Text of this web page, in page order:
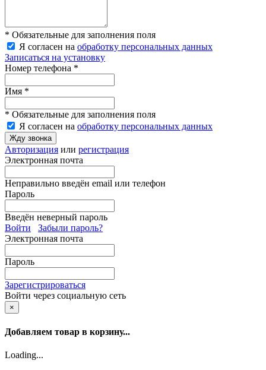
* Обязательные для заполнения поля
Я согласен на обработку персональных данных
Записаться на установку
Номер телефона *
Имя *
* Обязательные для заполнения поля
Я согласен на обработку персональных данных
Жду звонка
Авторизация или регистрация
Электронная почта
Неправильно введён email или телефон
Пароль
Введён неверный пароль
Войти
Забыли пароль?
Электронная почта
Пароль
Зарегистрироваться
Войти через социальную сеть
×
Добавляем товар в корзину...
Loading...